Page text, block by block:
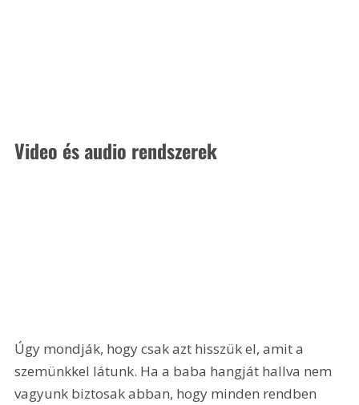
Video és audio rendszerek
Úgy mondják, hogy csak azt hisszük el, amit a
szemünkkel látunk. Ha a baba hangját hallva nem
vagyunk biztosak abban, hogy minden rendben